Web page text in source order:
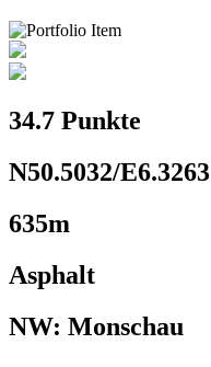
34.7 Punkte
N50.5032/E6.3263
635m
Asphalt
NW: Monschau